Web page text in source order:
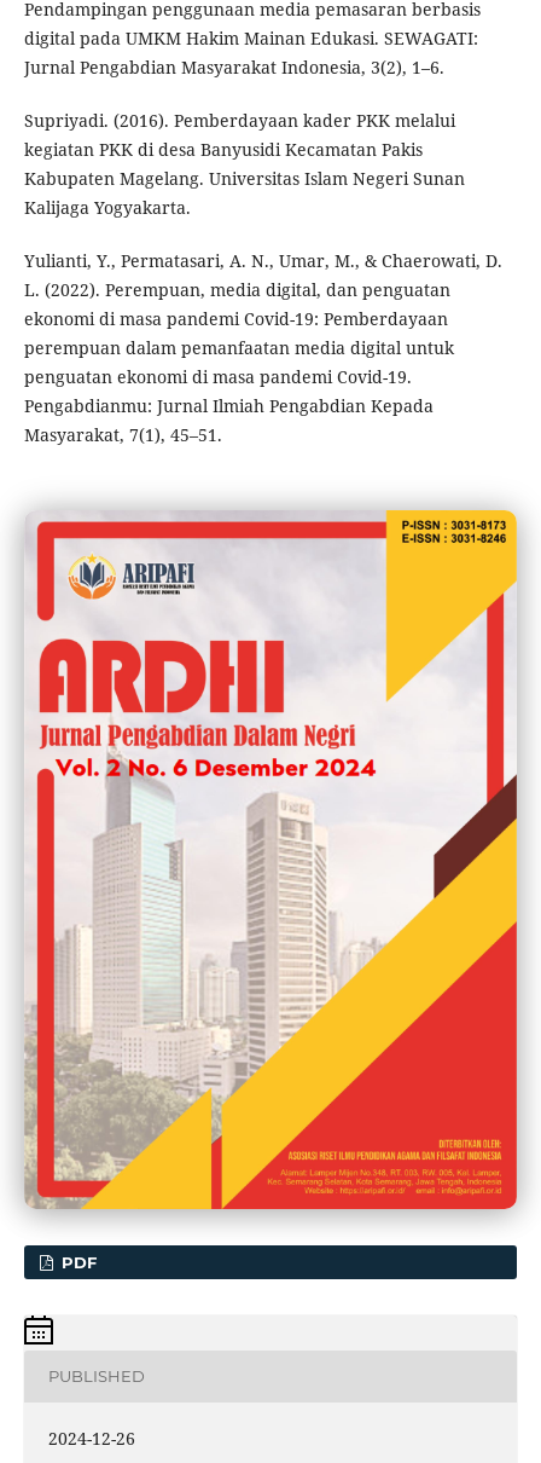
Pendampingan penggunaan media pemasaran berbasis
digital pada UMKM Hakim Mainan Edukasi. SEWAGATI:
Jurnal Pengabdian Masyarakat Indonesia, 3(2), 1–6.
Supriyadi. (2016). Pemberdayaan kader PKK melalui
kegiatan PKK di desa Banyusidi Kecamatan Pakis
Kabupaten Magelang. Universitas Islam Negeri Sunan
Kalijaga Yogyakarta.
Yulianti, Y., Permatasari, A. N., Umar, M., & Chaerowati, D.
L. (2022). Perempuan, media digital, dan penguatan
ekonomi di masa pandemi Covid-19: Pemberdayaan
perempuan dalam pemanfaatan media digital untuk
penguatan ekonomi di masa pandemi Covid-19.
Pengabdianmu: Jurnal Ilmiah Pengabdian Kepada
Masyarakat, 7(1), 45–51.
PDF
PUBLISHED
2024-12-26